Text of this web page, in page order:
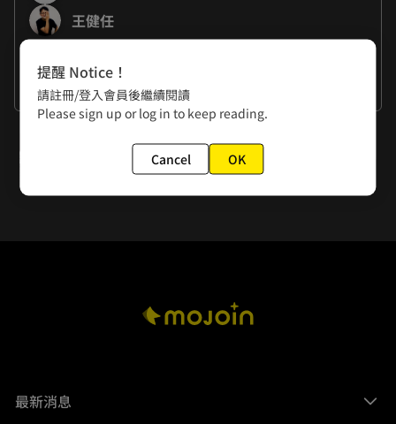
王健任
作者的話
謝謝大家的閱讀
第五招 乾坤挪移
最新消息
提醒 Notice！
請註冊/登入會員後繼續閱讀
Please sign up or log in to keep reading.
Cancel OK